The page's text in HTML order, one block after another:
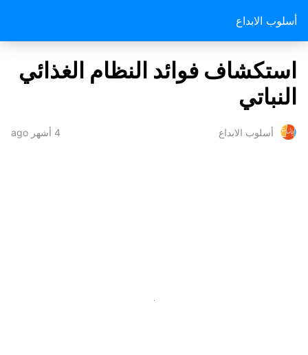
أسلوب الابداع
استكشاف فوائد النظام الغذائي
النباتي
أسلوب الابداع 4 أشهر ago